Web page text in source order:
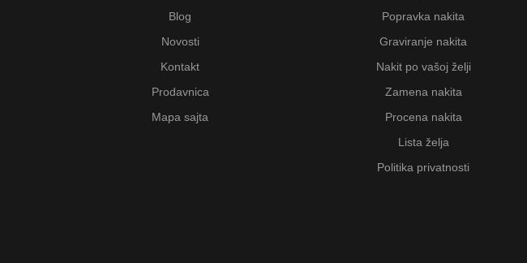
Blog
Novosti
Kontakt
Prodavnica
Mapa sajta
Popravka nakita
Graviranje nakita
Nakit po vašoj želji
Zamena nakita
Procena nakita
Lista želja
Politika privatnosti